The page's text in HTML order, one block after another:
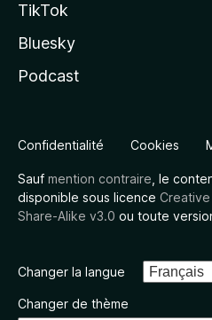
TikTok
Bluesky
Podcast
Confidentialité Cookies
Sauf mention contraire , le
disponible sous licence
Share-Alike v3.0 ou toute
Changer la langue
Changer de thème